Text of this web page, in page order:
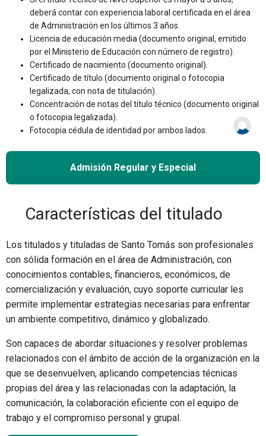
deberá contar con experiencia laboral certificada en el área
de Administración en los últimos 3 años.
Licencia de educación media (documento original, emitido
por el Ministerio de Educación con número de registro).
Certificado de nacimiento (documento original).
Certificado de título (documento original o fotocopia
legalizada, con nota de titulación).
Concentración de notas del título técnico (documento original
o fotocopia legalizada).
Fotocopia cédula de identidad por ambos lados.
Admisión Regular y Especial
Características del titulado
Los titulados y tituladas de Santo Tomás son profesionales
con sólida formación en el área de Administración, con
conocimientos contables, financieros, económicos, de
comercialización y evaluación, cuyo soporte curricular les
permite implementar estrategias necesarias para enfrentar
un ambiente competitivo, dinámico y globalizado.
Son capaces de abordar situaciones y resolver problemas
relacionados con el ámbito de acción de la organización en la
que se desenvuelven, aplicando competencias técnicas
propias del área y las relacionadas con la adaptación, la
comunicación, la colaboración eficiente con el equipo de
trabajo y el compromiso personal y grupal.